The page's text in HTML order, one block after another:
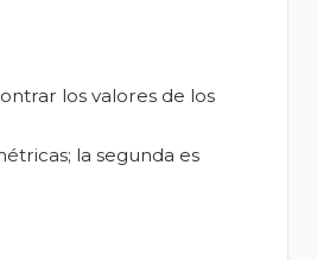
los valores de los
la segunda es